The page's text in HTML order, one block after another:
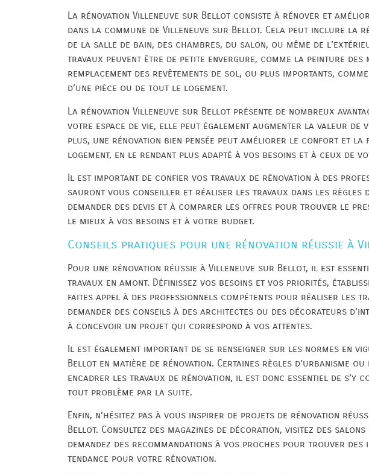
La rénovation Villeneuve sur Bellot consiste à rénover et
dans la commune de Villeneuve sur Bellot. Cela peut inclure la
de la salle de bain, des chambres, du salon, ou même de
travaux peuvent être de petite envergure, comme la peinture des
remplacement des revêtements de sol, ou plus importants,
d’une pièce ou de tout le logement.
La rénovation Villeneuve sur Bellot présente de nombreux
votre espace de vie, elle peut également augmenter la valeur de
plus, une rénovation bien pensée peut améliorer le confort et
logement, en le rendant plus adapté à vos besoins et à ceux de
Il est important de confier vos travaux de rénovation à des
sauront vous conseiller et réaliser les travaux dans les règles
demander des devis et à comparer les offres pour trouver le
le mieux à vos besoins et à votre budget.
Conseils pratiques pour une rénovation réussie à
Pour une rénovation réussie à Villeneuve sur Bellot, il est
travaux en amont. Définissez vos besoins et vos priorités,
faites appel à des professionnels compétents pour réaliser les
demander des conseils à des architectes ou des décorateurs
à concevoir un projet qui correspond à vos attentes.
Il est également important de se renseigner sur les normes en
Bellot en matière de rénovation. Certaines règles d’urbanisme
encadrer les travaux de rénovation, il est donc essentiel de s’y
tout problème par la suite.
Enfin, n’hésitez pas à vous inspirer de projets de rénovation
Bellot. Consultez des magazines de décoration, visitez des
demandez des recommandations à vos proches pour trouver des
tendance pour votre rénovation.